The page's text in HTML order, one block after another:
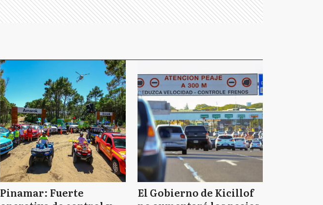
Pinamar: Fuerte
El Gobierno de Kicillof